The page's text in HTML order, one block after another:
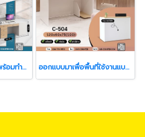
เรียบง่าย เข้าถึงง่าย พร้อมทำงานในทุกวัน ออกแบบมาเพื่อพื้นที่ใช้งานแบบ “กระชับ แต่ครบฟังก์ชัน”